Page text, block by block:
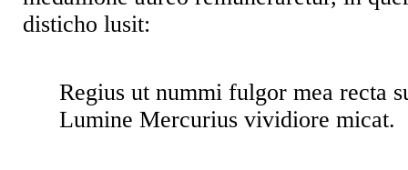
disticho lusit:
Regius ut nummi fulgor mea recta
Lumine Mercurius vividiore micat.